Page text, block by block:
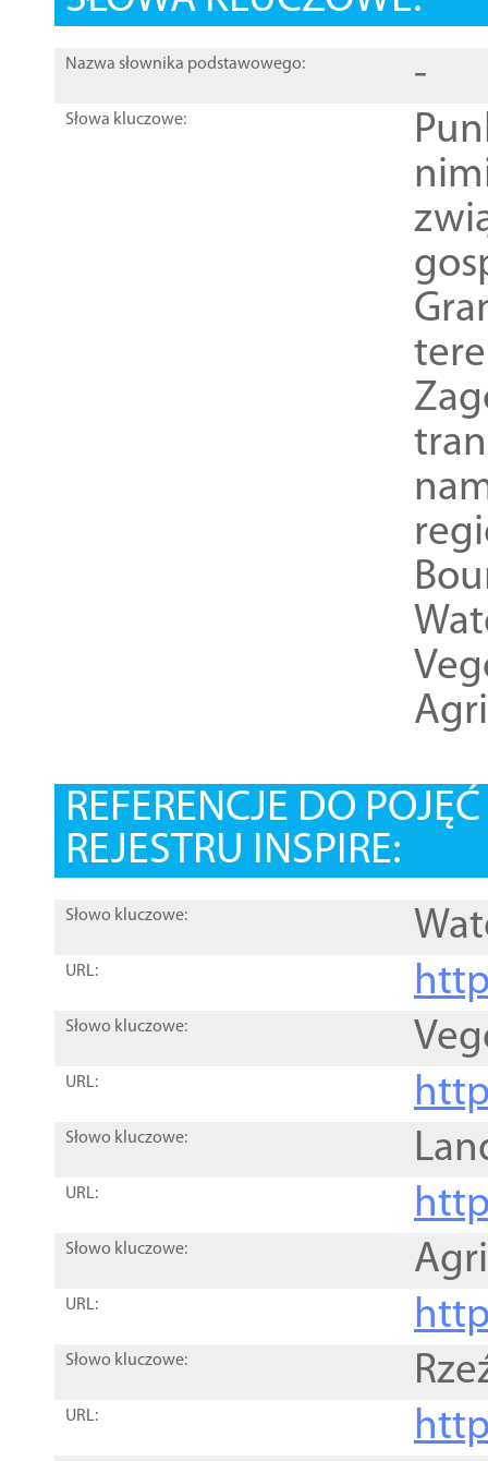
Nazwa słownika podstawowego: -
Słowa kluczowe:
REFERENCJE DO
REJESTRU INSPIRE:
Słowo kluczowe:
URL:
Słowo kluczowe:
URL:
Słowo kluczowe:
URL:
Słowo kluczowe:
URL:
Słowo kluczowe:
URL: